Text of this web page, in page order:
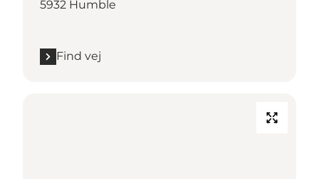
5932 Humble
Find vej